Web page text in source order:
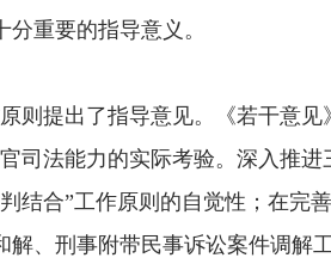
重要的指导意义。
提出了指导意见。《若干意见
司法能力的实际考验。深入推进
结合”工作原则的自觉性；在完
、刑事附带民事诉讼案件调解